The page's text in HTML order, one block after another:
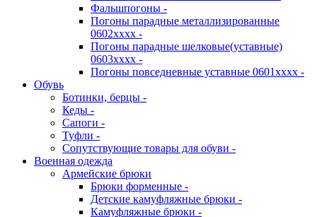
Фальшпогоны -
Погоны парадные металлизированные
0602хххх -
Погоны парадные шелковые(уставные)
0603хххх -
Погоны повседневные уставные 0601хххх -
Обувь
Ботинки, берцы -
Кеды -
Сапоги -
Туфли -
Сопутствующие товары для обуви -
Военная одежда
Армейские брюки
Брюки форменные -
Детские камуфляжные брюки -
Камуфляжные брюки -